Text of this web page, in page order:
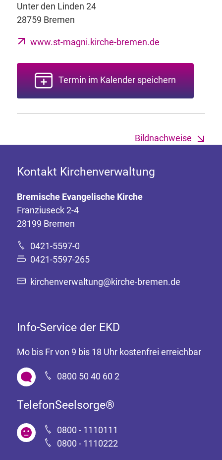
Unter den Linden 24
28759 Bremen
www.st-magni.kirche-bremen.de
Termin im Kalender speichern
Bildnachweise
Kontakt Kirchenverwaltung
Bremische Evangelische Kirche
Franziuseck 2-4
28199 Bremen
0421-5597-0
0421-5597-265
kirchenverwaltung@kirche-bremen.de
Info-Service der EKD
Mo bis Fr von 9 bis 18 Uhr kostenfrei erreichbar
0800 50 40 60 2
TelefonSeelsorge®
0800 - 1110111
0800 - 1110222